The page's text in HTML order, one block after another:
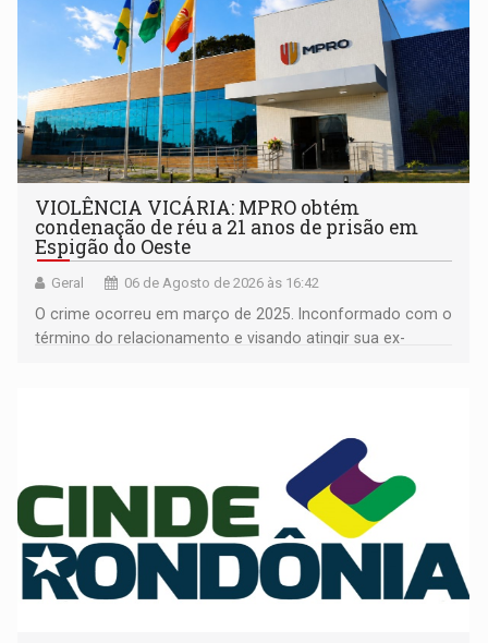
VIOLÊNCIA VICÁRIA: MPRO obtém
condenação de réu a 21 anos de prisão em
Espigão do Oeste
Geral 06 de Agosto de 2026 às 16:42
O crime ocorreu em março de 2025. Inconformado com o
término do relacionamento e visando atingir sua ex-